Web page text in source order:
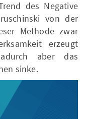
des Negative
von der
Methode zwar
erzeugt
aber das
sinke.